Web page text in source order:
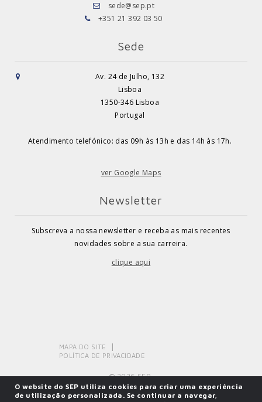
sede@sep.pt
+351 21 392 03 50
Sede
Av. 24 de Julho, 132
Lisboa
1350-346 Lisboa
Portugal
Atendimento telefónico: das 09h às 13h e das 14h às 17h.
ver Google Maps
Newsletter
Subscreva a nossa newsletter e receba as mais recentes
novidades sobre a sua carreira.
clique aqui
MAPA DO SITE
POLÍTICA DE PRIVACIDADE
© 2026 SEP.
O website do SEP utiliza cookies para criar uma experiência
de utilização personalizada. Se continuar a navegar,